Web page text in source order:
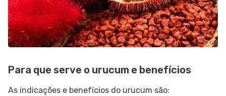
Para que serve o urucum e benefícios
As indicações e benefícios do urucum são: